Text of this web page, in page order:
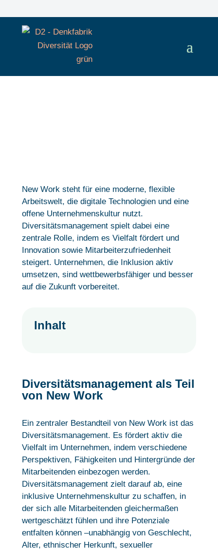
to
content
New Work steht für eine moderne, flexible
Arbeitswelt, die digitale Technologien und eine
offene Unternehmenskultur nutzt.
Diversitätsmanagement spielt dabei eine
zentrale Rolle, indem es Vielfalt fördert und
Innovation sowie Mitarbeiterzufriedenheit
steigert. Unternehmen, die Inklusion aktiv
umsetzen, sind wettbewerbsfähiger und besser
auf die Zukunft vorbereitet.
Inhalt
Diversitätsmanagement als Teil
von New Work
Ein zentraler Bestandteil von New Work ist das
Diversitätsmanagement. Es fördert aktiv die
Vielfalt im Unternehmen, indem verschiedene
Perspektiven, Fähigkeiten und Hintergründe der
Mitarbeitenden einbezogen werden.
Diversitätsmanagement zielt darauf ab, eine
inklusive Unternehmenskultur zu schaffen, in
der sich alle Mitarbeitenden gleichermaßen
wertgeschätzt fühlen und ihre Potenziale
entfalten können –unabhängig von Geschlecht,
Alter, ethnischer Herkunft, sexueller